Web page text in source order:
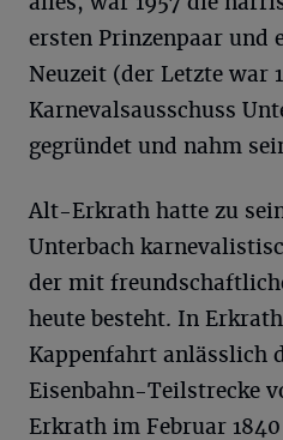
ersten Prinzenpaar und
Neuzeit (der Letzte war
Karnevalsausschuss
gegründet und nahm
Alt-Erkrath hatte zu
Unterbach
der mit
heute besteht. In
Kappenfahrt anlässlich
Eisenbahn-Teilstrecke
Erkrath im Februar